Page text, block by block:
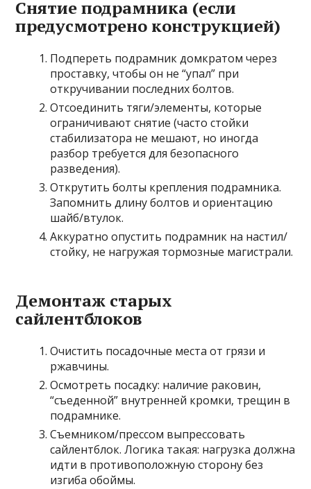
Снятие подрамника (если
предусмотрено конструкцией)
Подпереть подрамник домкратом через
проставку, чтобы он не “упал” при
откручивании последних болтов.
Отсоединить тяги/элементы, которые
ограничивают снятие (часто стойки
стабилизатора не мешают, но иногда
разбор требуется для безопасного
разведения).
Открутить болты крепления подрамника.
Запомнить длину болтов и ориентацию
шайб/втулок.
Аккуратно опустить подрамник на настил/
стойку, не нагружая тормозные магистрали.
Демонтаж старых
сайлентблоков
Очистить посадочные места от грязи и
ржавчины.
Осмотреть посадку: наличие раковин,
“съеденной” внутренней кромки, трещин в
подрамнике.
Съемником/прессом выпрессовать
сайлентблок. Логика такая: нагрузка должна
идти в противоположную сторону без
изгиба обоймы.